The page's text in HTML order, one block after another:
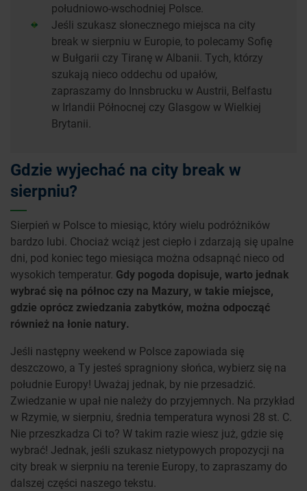
południowo-wschodniej Polsce.
Jeśli szukasz słonecznego miejsca na city
break w sierpniu w Europie, to polecamy Sofię
w Bułgarii czy Tiranę w Albanii. Tych, którzy
szukają nieco oddechu od upałów,
zapraszamy do Innsbrucku w Austrii, Belfastu
w Irlandii Północnej czy Glasgow w Wielkiej
Brytanii.
Gdzie wyjechać na city break w
sierpniu?
Sierpień w Polsce to miesiąc, który wielu podróżników
bardzo lubi. Chociaż wciąż jest ciepło i zdarzają się upalne
dni, pod koniec tego miesiąca można odsapnąć nieco od
wysokich temperatur. Gdy pogoda dopisuje, warto jednak
wybrać się na północ czy na Mazury, w takie miejsce,
gdzie oprócz zwiedzania zabytków, można odpocząć
również na łonie natury.
Jeśli następny weekend w Polsce zapowiada się
deszczowo, a Ty jesteś spragniony słońca, wybierz się na
południe Europy! Uważaj jednak, by nie przesadzić.
Zwiedzanie w upał nie należy do przyjemnych. Na przykład
w Rzymie, w sierpniu, średnia temperatura wynosi 28 st. C.
Nie przeszkadza Ci to? W takim razie wiesz już, gdzie się
wybrać! Jednak, jeśli szukasz nietypowych propozycji na
city break w sierpniu na terenie Europy, to zapraszamy do
dalszej części naszego tekstu.